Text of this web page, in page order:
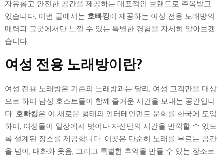
자유롭고 안전한 공간을 제공하는 대표적인 브랜드로 주목받고
있습니다. 이번 글에서는 호빠킹이 제공하는 여성 전용 노래방의
매력과 그곳에서만 느낄 수 있는 특별한 경험을 자세히 알아보겠
습니다.
여성 전용 노래방이란?
여성 전용 노래방은 기존의 노래방과는 달리, 여성 고객만을 대상
으로 하며 남성 호스트들이 함께 즐거운 시간을 보내는 공간입니
다. 호빠킹은 이 새로운 형태의 엔터테인먼트 문화를 한국에 도입
하며, 여성들이 일상에서 벗어나 자신만의 시간을 만끽할 수 있도
록 설계된 장소를 제공합니다. 이곳은 단순히 노래를 부르는 공간
을 넘어, 대화와 웃음, 그리고 특별한 추억을 만들 수 있는 장소로